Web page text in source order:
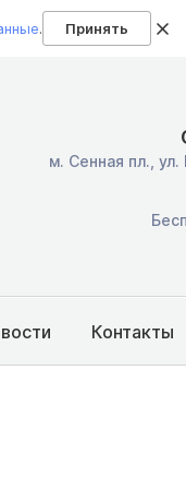
. Принять
м. Сенная пл., ул.
Контакты